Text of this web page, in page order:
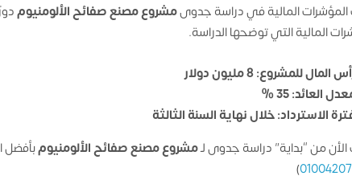
المالية في دراسة جدوىمشروع مصنع صفائح الألومنيوم
المالية التي توضحها الدراسة.
المال للمشروع: 8 مليون دولار
العائد: 35 %
الاسترداد: خلال نهاية السنة الثالثة
من “بداية” دراسة جدوى لـمشروع مصنع صفائح الألومنيومبأفضل
)